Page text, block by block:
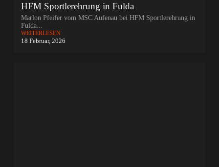
HFM Sportlerehrung in Fulda
Marlon Pfeifer vom MSC Aufenau bei HFM Sportlerehrung in
Fulda...
WEITERLESEN
18 Februar, 2026